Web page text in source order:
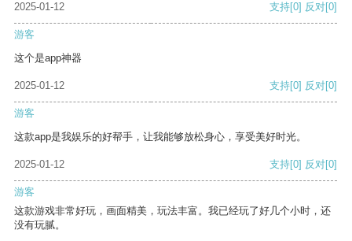
2025-01-12 支持[0] 反对[0]
游客
这个是app神器
2025-01-12 支持[0] 反对[0]
游客
这款app是我娱乐的好帮手，让我能够放松身心，享受美好时光。
2025-01-12 支持[0] 反对[0]
游客
这款游戏非常好玩，画面精美，玩法丰富。我已经玩了好几个小时，还
没有玩腻。